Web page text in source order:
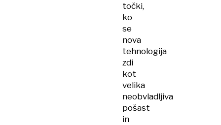
točki,
ko
se
nova
tehnologija
zdi
kot
velika
neobvladljiva
pošast
in